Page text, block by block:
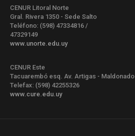
CENUR Litoral Norte
Gral. Rivera 1350 - Sede Salto
Teléfono: (598) 47334816 /
47329149
www.unorte.edu.uy
CENUR Este
Tacuarembó esq. Av. Artigas - Maldonado
Telefax: (598) 42255326
www.cure.edu.uy